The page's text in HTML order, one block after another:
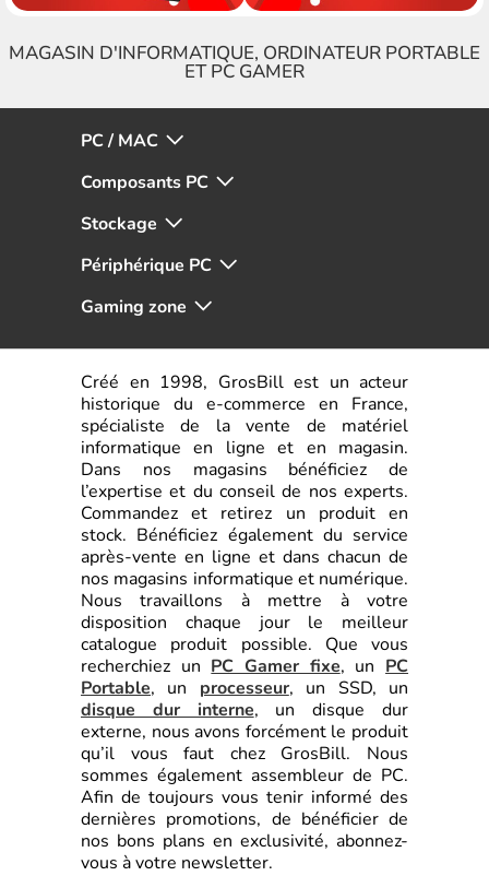
MAGASIN D'INFORMATIQUE, ORDINATEUR PORTABLE
ET PC GAMER
PC / MAC
Composants PC
Stockage
Périphérique PC
Gaming zone
Créé en 1998, GrosBill est un acteur
historique du e-commerce en France,
spécialiste de la vente de matériel
informatique en ligne et en magasin.
Dans nos magasins bénéficiez de
l’expertise et du conseil de nos experts.
Commandez et retirez un produit en
stock. Bénéficiez également du service
après-vente en ligne et dans chacun de
nos magasins informatique et numérique.
Nous travaillons à mettre à votre
disposition chaque jour le meilleur
catalogue produit possible. Que vous
recherchiez un PC Gamer fixe, un PC
Portable, un processeur, un SSD, un
disque dur interne, un disque dur
externe, nous avons forcément le produit
qu’il vous faut chez GrosBill. Nous
sommes également assembleur de PC.
Afin de toujours vous tenir informé des
dernières promotions, de bénéficier de
nos bons plans en exclusivité, abonnez-
vous à votre newsletter.